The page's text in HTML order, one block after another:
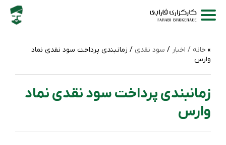
خانه / اخبار / سود نقدی / زمانبندی پرداخت سود نقدی نماد
وارس
زمانبندی پرداخت سود نقدی نماد
وارس